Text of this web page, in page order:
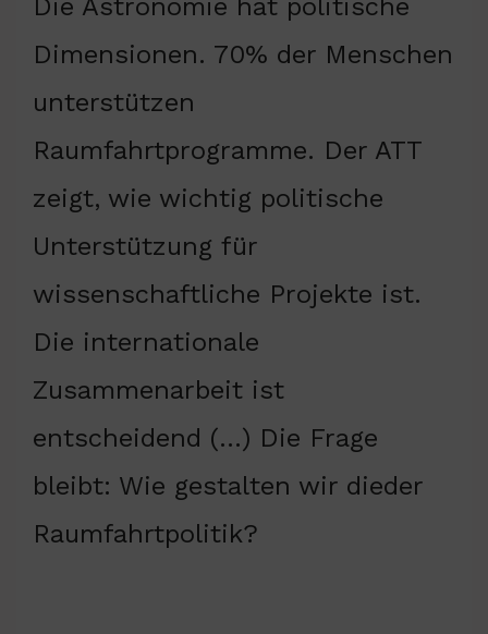
Die Astronomie hat politische
Dimensionen. 70% der Menschen
unterstützen
Raumfahrtprogramme. Der ATT
zeigt, wie wichtig politische
Unterstützung für
wissenschaftliche Projekte ist.
Die internationale
Zusammenarbeit ist
entscheidend (…) Die Frage
bleibt: Wie gestalten wir dieder
Raumfahrtpolitik?